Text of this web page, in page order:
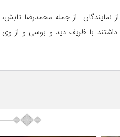
نمایندگان از جمله محمدرضا تابش،
با ظریف دید و بوسی و از وی